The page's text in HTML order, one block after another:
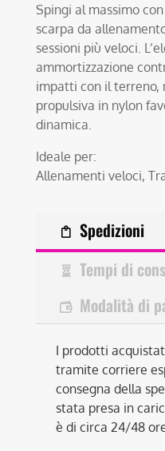
Spingi al massimo
scarpa da
sessioni più veloci.
ammortizzazione
impatti con il terreno,
propulsiva in nylon
dinamica.
Ideale per:
Allenamenti veloci,
Spedizioni
Tempi di
Modalità di
I prodotti
tramite corriere
consegna della
stata presa in
è di circa 24/48